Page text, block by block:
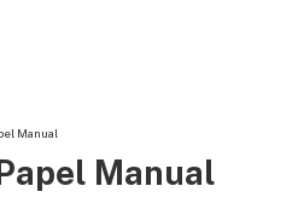
Manual
Manual